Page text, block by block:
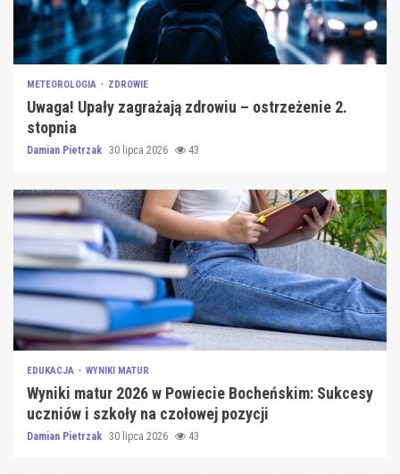
METEOROLOGIA ZDROWIE
Uwaga! Upały zagrażają zdrowiu – ostrzeżenie 2.
stopnia
Damian Pietrzak 30 lipca 2026 43
EDUKACJA WYNIKI MATUR
Wyniki matur 2026 w Powiecie Bocheńskim: Sukcesy
uczniów i szkoły na czołowej pozycji
Damian Pietrzak 30 lipca 2026 43